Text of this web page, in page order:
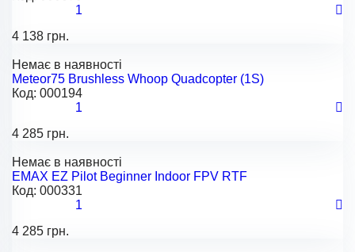
1
4 138 грн.
Немає в наявності
Meteor75 Brushless Whoop Quadcopter (1S)
Код: 000194
1
4 285 грн.
Немає в наявності
EMAX EZ Pilot Beginner Indoor FPV RTF
Код: 000331
1
4 285 грн.